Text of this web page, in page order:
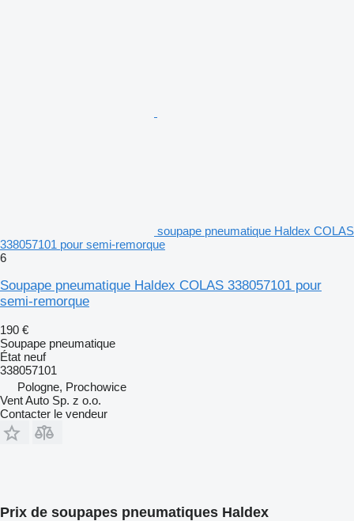
soupape pneumatique Haldex COLAS
338057101 pour semi-remorque
6
Soupape pneumatique Haldex COLAS 338057101 pour
semi-remorque
190 €
Soupape pneumatique
État neuf
338057101
Pologne, Prochowice
Vent Auto Sp. z o.o.
Contacter le vendeur
Prix de soupapes pneumatiques Haldex